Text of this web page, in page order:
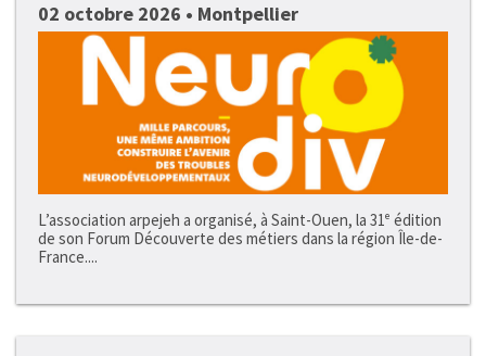
02 octobre 2026 • Montpellier
L’association arpejeh a organisé, à Saint-Ouen, la 31ᵉ édition
de son Forum Découverte des métiers dans la région Île-de-
France....